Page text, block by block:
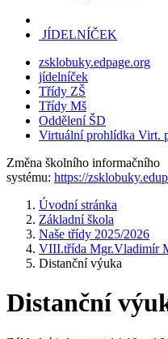
JÍDELNÍČEK
zsklobuky.edpage.org
jídelníček
Třídy ZŠ
Třídy Mš
Oddělení ŠD
Virtuální prohlídka Virt.
Změna školního informačního
systému: https://
Úvodní stránka
Základní škola
Naše třídy 2025/2026
VIII.třída Mgr.Vladimír
Distanční výuka
Distanční